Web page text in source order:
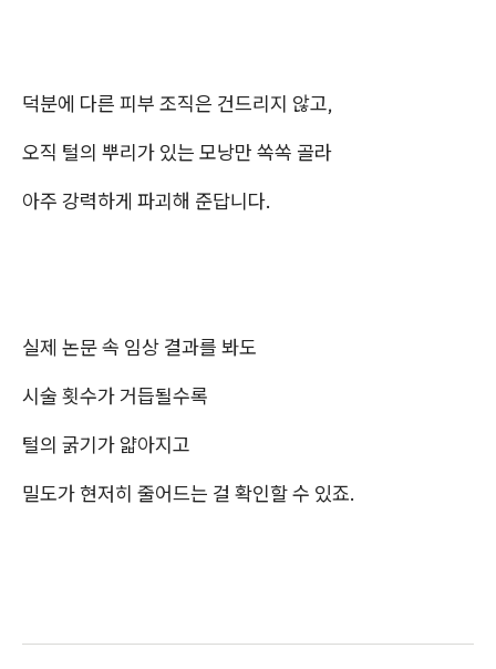
덕분에 다른 피부 조직은 건드리지 않고,
오직 털의 뿌리가 있는 모낭만 쏙쏙 골라
아주 강력하게 파괴해 준답니다.
실제 논문 속 임상 결과를 봐도
시술 횟수가 거듭될수록
털의 굵기가 얇아지고
밀도가 현저히 줄어드는 걸 확인할 수 있죠.